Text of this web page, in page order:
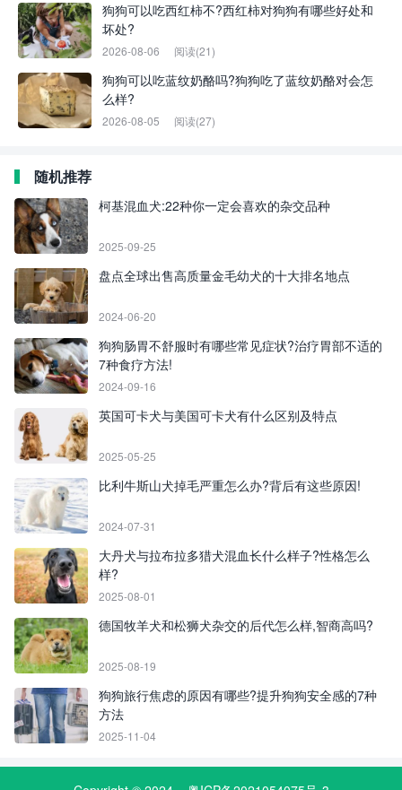
狗狗可以吃西红柿不?西红柿对狗狗有哪些好处和
坏处?
2026-08-06 阅读(21)
狗狗可以吃蓝纹奶酪吗?狗狗吃了蓝纹奶酪对会怎
么样?
2026-08-05 阅读(27)
随机推荐
柯基混血犬:22种你一定会喜欢的杂交品种
2025-09-25
盘点全球出售高质量金毛幼犬的十大排名地点
2024-06-20
狗狗肠胃不舒服时有哪些常见症状?治疗胃部不适的
7种食疗方法!
2024-09-16
英国可卡犬与美国可卡犬有什么区别及特点
2025-05-25
比利牛斯山犬掉毛严重怎么办?背后有这些原因!
2024-07-31
大丹犬与拉布拉多猎犬混血长什么样子?性格怎么
样?
2025-08-01
德国牧羊犬和松狮犬杂交的后代怎么样,智商高吗?
2025-08-19
狗狗旅行焦虑的原因有哪些?提升狗狗安全感的7种
方法
2025-11-04